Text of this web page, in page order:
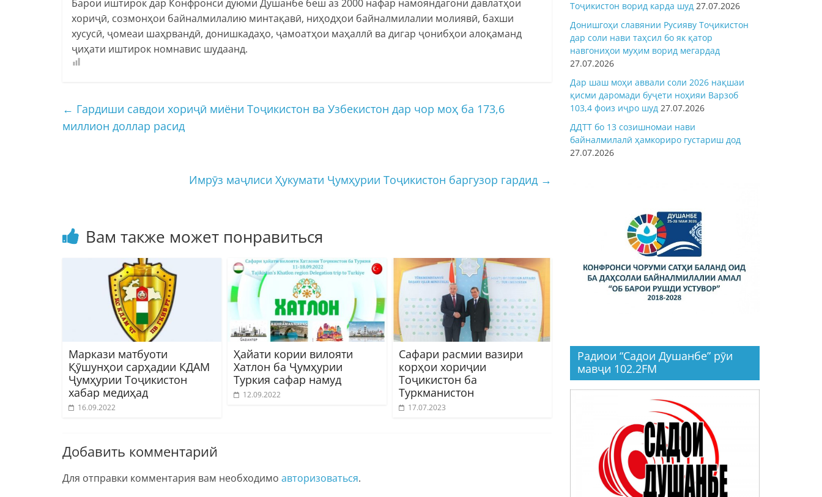
Барои иштирок дар Конфронси дуюми Душанбе беш аз 2000 нафар намояндагони давлатҳои
хориҷӣ, созмонҳои байналмилалию минтақавӣ, ниҳодҳои байналмилалии молиявӣ, бахши
хусусӣ, ҷомеаи шаҳрвандӣ, донишкадаҳо, ҷамоатҳои маҳаллӣ ва дигар ҷонибҳои алоқаманд
ҷиҳати иштирок номнавис шудаанд.
← Гардиши савдои хориҷӣ миёни Тоҷикистон ва Узбекистон дар чор моҳ ба 173,6
миллион доллар расид
Имрӯз маҷлиси Ҳукумати Ҷумҳурии Тоҷикистон баргузор гардид →
Вам также может понравиться
Маркази матбуоти
Қӯшунҳои сарҳадии КДАМ
Ҷумҳурии Тоҷикистон
хабар медиҳад
16.09.2022
Ҳайати кории вилояти
Хатлон ба Ҷумҳурии
Туркия сафар намуд
12.09.2022
Сафари расмии вазири
корҳои хориҷии
Тоҷикистон ба
Туркманистон
17.07.2023
Добавить комментарий
Для отправки комментария вам необходимо авторизоваться.
Тоҷикистон ворид карда шуд 27.07.2026
Донишгоҳи славянии Русияву Тоҷикистон
дар соли нави таҳсил бо як қатор
навгониҳои муҳим ворид мегардад
27.07.2026
Дар шаш моҳи аввали соли 2026 нақшаи
қисми даромади буҷети ноҳияи Варзоб
103,4 фоиз иҷро шуд 27.07.2026
ДДТТ бо 13 созишномаи нави
байналмилалӣ ҳамкориро густариш дод
27.07.2026
Радиои “Садои Душанбе” рӯи
мавҷи 102.2FM